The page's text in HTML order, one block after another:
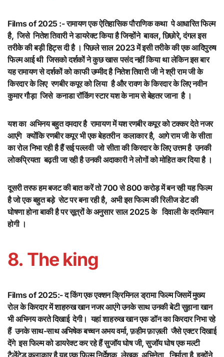
Films of 2025 :- रामायण एक ऐतिहासिक पौराणिक कथा पे आधारित फिल्म
है, जिसे नितेश तिवारी ने डायरेक्ट किया है जिन्होंने बावल, छिछोरे, दंगल इस
तरीके की बड़ी हिट्स दी है । पिछले साल 2023 में इसी तरीके की एक आदिपुरुष
फिल्म आई थी जिसको दर्शकों ने कुछ खास पसंद नहीं किया था लेकिन इस बार
यह रामायण से दर्शकों को काफी उम्मीद है नितेश तिवारी जी ने श्री राम जी के
किरदार के लिए रणबीर कपूर को लिया है और रावण के किरदार के लिए नवीन
कुमार गौड़ा जिसे कनाडा रॉकिंग स्टार यश के नाम से बेहतर जाना है ।
यश का अभिनय बहुत दमदार है रामायण में यश रणबीर कपूर को टक्कर देते नजर
आएंगे क्योंकि रणबीर कपूर भी एक बेहतरीन कलाकार है, आगे राम जी के सीता
का रोल निभा रही है हैं सई पल्लवी जो सीता की किरदार के लिए उत्तम है उनकी
लोकप्रियता बढ़ती जा रही है उनकी अदाकारी ने लोगों को मोहित कर दिया है ।
दूसरी तरफ हम बजट की बात करें तो 700 से 800 करोड़ में बन रही यह फिल्म
है जो एक बहुत बड़े सेट पर बना रही है, अभी इस फिल्म की रिलीज डेट की
घोषणा होना बाकी है पर सूत्रों के अनुसार साल 2025 के दिवाली के दरमियान
होगी ।
8. The king
Films of 2025:- द किंग एक एक्शन क्रिमिनल ड्रामा फिल्म जिसमें मुख्य
रोल के किरदार में शाहरुख खान नजर आएंगे उनके साथ उनकी बेटी सुहाना खान
भी अभिनय करते दिखाई देगी। यहां शाहरुख खान एक डॉन का किरदार निभा रहे
हैं उनके साथ-साथ अभिषेक बच्चन अभय वर्मा, फ़हीम फ़ाज़ली जैसे एक्टर दिखाई
देंगे इस फिल्म को डायरेक्ट कर रहे हैं सुजॉय घोष जी, सुजॉय घोष एक मल्टी